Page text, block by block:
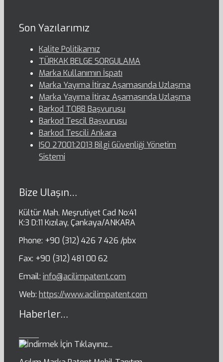
Son Yazılarımız
Kalite Politikamız
TÜRKAK BELGE SORGULAMA
Marka Kullanımın İspatı
Marka Yayıma İtiraz Aşamasında Uzlaşma
Marka Yayıma İtiraz Aşamasında Uzlaşma
Barkod TOBB Başvurusu
Barkod Tescil Başvurusu
Barkod Tescili Ankara
ISO 27001:2013 Bilgi Güvenliği Yönetim
Sistemi
Bize Ulaşın…
Kültür Mah. Meşrutiyet Cad No:41
K:3 D:11 Kızılay, Çankaya/ANKARA
Phone: +90 (312) 426 7 426 /pbx
Fax: +90 (312) 481 00 62
Email: info@acilimpatent.com
Web: https://www.acilimpatent.com
Haberler…